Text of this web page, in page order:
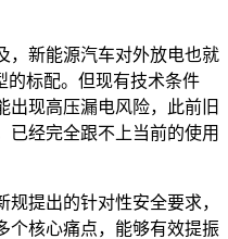
，新能源汽车对外放电也就
的标配。但现有技术条件
出现高压漏电风险，此前旧
已经完全跟不上当前的使用
提出的针对性安全要求，
个核心痛点，能够有效提振